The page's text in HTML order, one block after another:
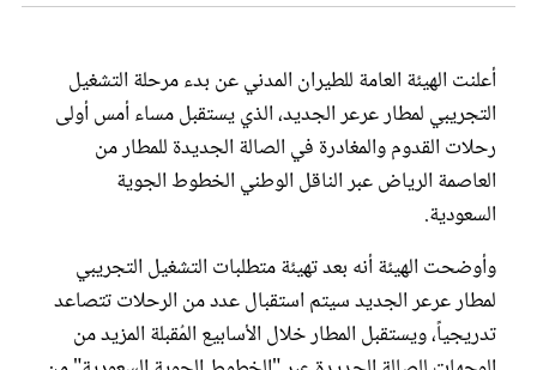
أعلنت الهيئة العامة للطيران المدني عن بدء مرحلة التشغيل
التجريبي لمطار عرعر الجديد، الذي يستقبل مساء أمس أولى
رحلات القدوم والمغادرة في الصالة الجديدة للمطار من
العاصمة الرياض عبر الناقل الوطني الخطوط الجوية
السعودية.
وأوضحت الهيئة أنه بعد تهيئة متطلبات التشغيل التجريبي
لمطار عرعر الجديد سيتم استقبال عدد من الرحلات تتصاعد
تدريجياً، ويستقبل المطار خلال الأسابيع المُقبلة المزيد من
مجلة سيدتي
غلاف رفمي